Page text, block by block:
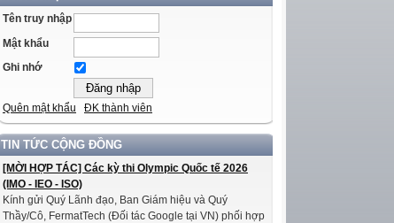
Tên truy nhập
Mật khẩu
Ghi nhớ
Quên mật khẩu ĐK thành viên
TIN TỨC CỘNG ĐỒNG
[MỜI HỢP TÁC] Các kỳ thi Olympic Quốc tế 2026
(IMO - IEO - ISO)
Kính gửi Quý Lãnh đạo, Ban Giám hiệu và Quý
Thầy/Cô, FermatTech (Đối tác Google tại VN) phối hợp